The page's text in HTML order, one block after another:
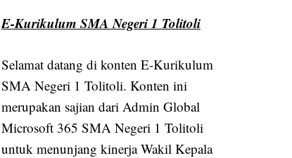
E-Kurikulum SMA Negeri 1 Tolitoli
Selamat datang di konten E-Kurikulum
SMA Negeri 1 Tolitoli. Konten ini
merupakan sajian dari Admin Global
Microsoft 365 SMA Negeri 1 Tolitoli
untuk menunjang kinerja Wakil Kepala